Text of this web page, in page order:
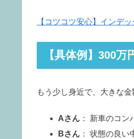
【コツコツ安心】インデ
【具体例】300
もう少し身近で、大きな
Aさん ： 新車のコ
Bさん ： 状態の良